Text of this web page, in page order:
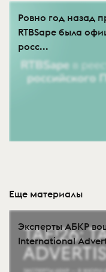
Ровно год назад
RTBSape была
росс...
Еще материалы
Эксперты АБКР
International